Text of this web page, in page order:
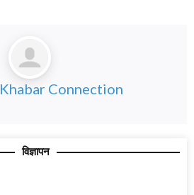
Khabar Connection
विज्ञापन